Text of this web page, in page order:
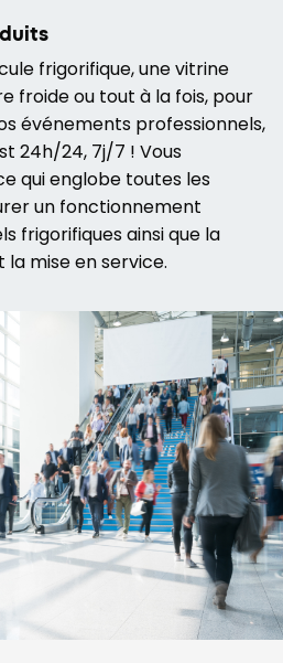
frigorifique, une vitrine
froide ou tout à la fois, pour
événements professionnels,
24h/24, 7j/7 ! Vous
qui englobe toutes les
un fonctionnement
frigorifiques ainsi que la
la mise en service.